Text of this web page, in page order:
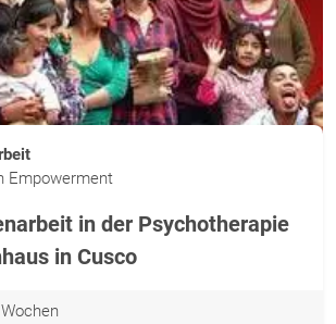
Empowerment
in der Psychotherapie
in Cusco